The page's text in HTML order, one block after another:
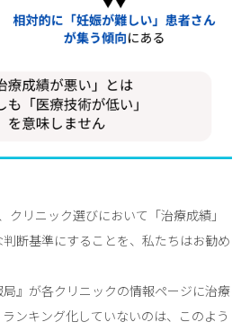
クリニック選びにおいて「治療成績」
断基準にすることを、私たちはお勧め
』が各クリニックの情報ページに治療
ンキング化していないのは、このよう